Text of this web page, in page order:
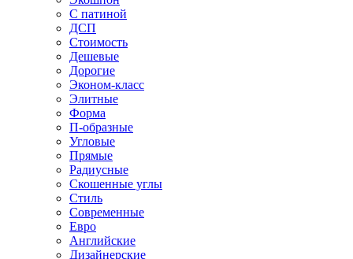
С патиной
ДСП
Стоимость
Дешевые
Дорогие
Эконом-класс
Элитные
Форма
П-образные
Угловые
Прямые
Радиусные
Скошенные углы
Стиль
Современные
Евро
Английские
Дизайнерские